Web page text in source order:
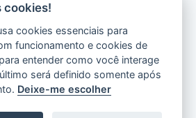
- HUOL
cookies!
cookies essenciais para
funcionamento e cookies de
entender como você interage
será definido somente após
Deixe-me escolher